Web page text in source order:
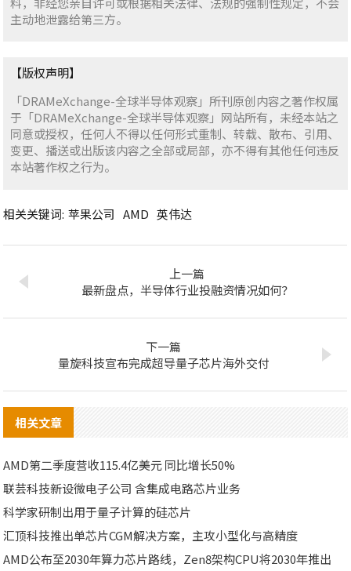
主动地泄露给第三方。
【版权声明】
「DRAMeXchange-全球半导体观察」所刊原创内容之著作权属
于「DRAMeXchange-全球半导体观察」网站所有，未经本站之
同意或授权，任何人不得以任何形式重制、转载、散布、引用、
变更、播送或出版该内容之全部或局部，亦不得有其他任何违反
本站著作权之行为。
相关关键词: 苹果公司 AMD 英伟达
上一篇
最新盘点，半导体行业投融资情况如何？
下一篇
量旋科技宣布完成超导量子芯片海外交付
相关文章
AMD第二季度营收115.4亿美元 同比增长50%
联芸科技新设微电子公司 含集成电路芯片业务
科学家研制出用于量子计算的硅芯片
汇顶科技推出单芯片CGM解决方案，主攻小型化与高精度
AMD公布至2030年算力芯片路线，Zen8架构CPU将2030年推出